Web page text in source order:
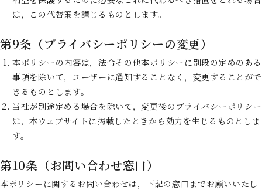
は，この代替策を講じるものとします。
第9条（プライバシーポリシーの変更）
本ポリシーの内容は，法令その他本ポリシーに別段の定めのある
事項を除いて，ユーザーに通知することなく，変更することがで
きるものとします。
当社が別途定める場合を除いて，変更後のプライバシーポリシー
は，本ウェブサイトに掲載したときから効力を生じるものとしま
す。
第10条（お問い合わせ窓口）
本ポリシーに関するお問い合わせは，下記の窓口までお願いいたし